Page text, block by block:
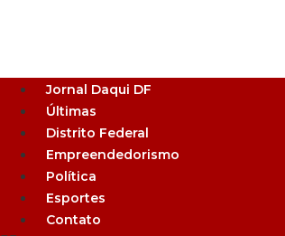
Jornal Daqui DF
Últimas
Distrito Federal
Empreendedorismo
Política
Esportes
Contato